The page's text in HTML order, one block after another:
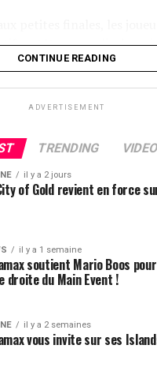
en tête : remplir des
& Go pour remporter
au total, ils auront la
prendront un vol
sans buy-in !
page dédiée de Winamax !
CONTINUE READING
ADVERTISEMENT
TRENDING
il y a 2 jours
of Gold revient en force
il y a 1 semaine
soutient Mario Boos
droite du Main Event !
il y a 2 semaines
vous invite sur ses